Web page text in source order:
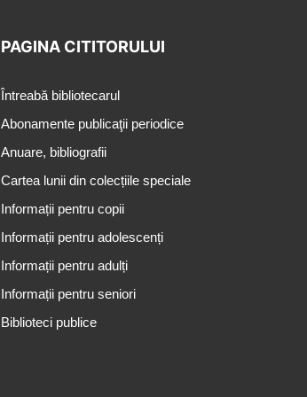
PAGINA CITITORULUI
Întreabă bibliotecarul
Abonamente publicaţii periodice
Anuare, bibliografii
Cartea lunii din colecțiile speciale
Informații pentru copii
Informații pentru adolescenți
Informații pentru adulți
Informații pentru seniori
Biblioteci publice